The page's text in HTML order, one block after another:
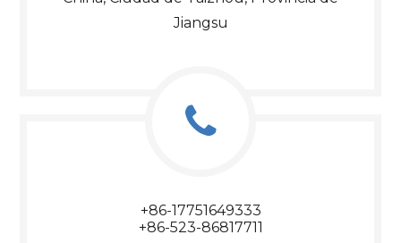
Jiangsu
+86-17751649333​​​​​​​
+86-523-86817711